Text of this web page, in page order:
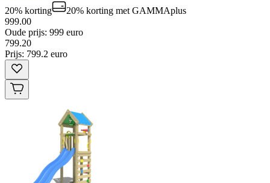
20% korting
20% korting met GAMMAplus
999.00
Oude prijs: 999 euro
799.20
Prijs: 799.2 euro